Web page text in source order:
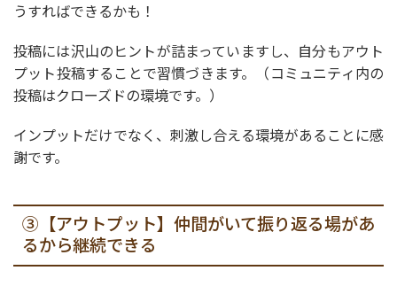
うすればできるかも！
投稿には沢山のヒントが詰まっていますし、自分もアウト
プット投稿することで習慣づきます。（コミュニティ内の
投稿はクローズドの環境です。）
インプットだけでなく、刺激し合える環境があることに感
謝です。
③【アウトプット】仲間がいて振り返る場があ
るから継続できる